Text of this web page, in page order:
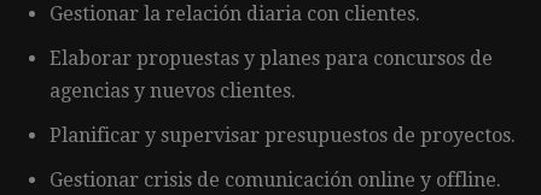
Gestionar la relación diaria con clientes.
Elaborar propuestas y planes para concursos de
agencias y nuevos clientes.
Planificar y supervisar presupuestos de proyectos.
Gestionar crisis de comunicación online y offline.